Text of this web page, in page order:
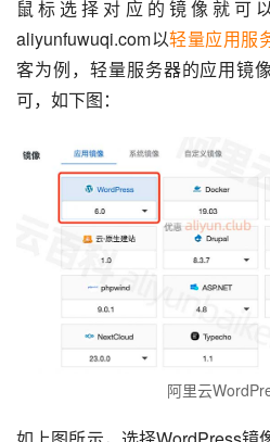
鼠标选择对应的镜像就可
aliyunfuwuqi.com以轻量应用服
客为例，轻量服务器的应用镜
可，如下图：
阿里云